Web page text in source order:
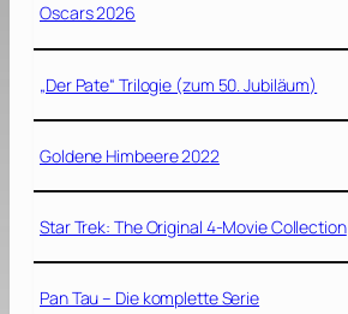
Oscars 2026
„Der Pate“ Trilogie (zum 50. Jubiläum)
Goldene Himbeere 2022
Star Trek: The Original 4-Movie Collection
Pan Tau – Die komplette Serie